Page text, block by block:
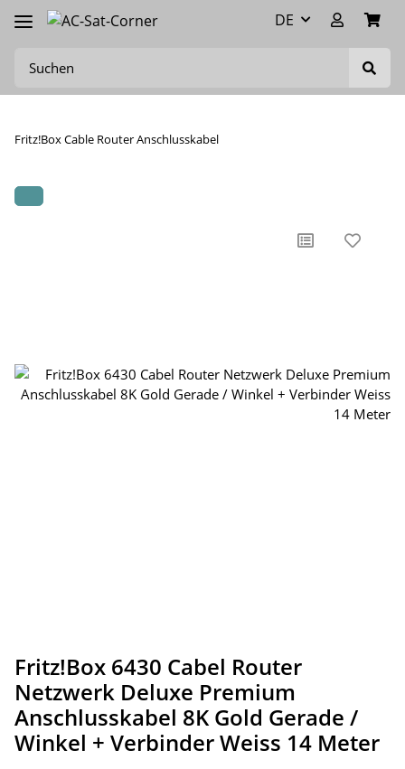
DE
Fritz!Box Cable Router Anschlusskabel
Fritz!Box 6430 Cabel Router
Netzwerk Deluxe Premium
Anschlusskabel 8K Gold Gerade /
Winkel + Verbinder Weiss 14 Meter